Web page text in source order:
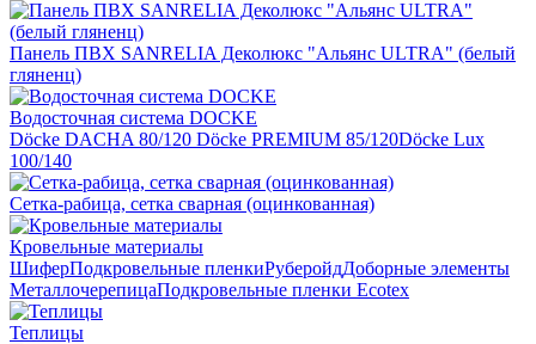
Панель ПВХ SANRELIA Деколюкс "Альянс ULTRA" (белый
гляненц)
Водосточная система DOCKE
Döсkе DACHA 80/120 Döcke PREMIUM 85/120Döсkе Luх
100/140
Сетка-рабица, сетка сварная (оцинкованная)
Кровельные материалы
ШиферПодкровельные пленкиРуберойдДоборные элементы
МеталлочерепицаПодкровельные пленки Ecotex
Теплицы